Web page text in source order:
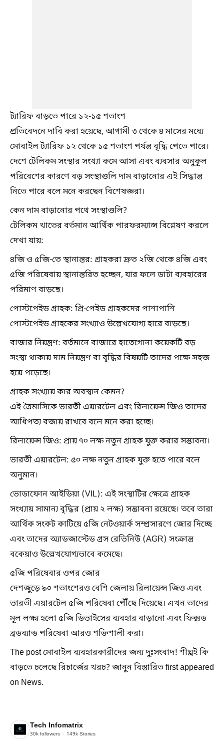
ট্যারিফ বাড়তে পারে ১২-১৫ শতাংশ
প্রতিবেদনে দাবি করা হয়েছে, আগামী ৩ থেকে ৪ মাসের মধ্যে
মোবাইল ট্যারিফ ১২ থেকে ১৫ শতাংশ পর্যন্ত বৃদ্ধি পেতে পারে।
দেশে টেলিকম সংস্থার সংখ্যা কমে আসা এবং ব্যবসার অনুকূল
পরিবেশের কারণে বড় সংস্থাগুলি দাম বাড়ানোর এই সিদ্ধান্ত
নিতে পারে বলে মনে করছেন বিশেষজ্ঞরা।
কেন দাম বাড়ানোর পথে সংস্থাগুলি?
টেলিকম খাতের বর্তমান আর্থিক পারফরম্যান্স বিশ্লেষণ করলে
দেখা যায়:
৪জি ও ৫জি-তে স্থানান্তর: গ্রাহকরা দ্রুত ২জি থেকে ৪জি এবং
৫জি পরিষেবায় স্থানান্তরিত হচ্ছেন, যার ফলে ডাটা ব্যবহারের
পরিমাণ বাড়ছে।
পোস্টপেইড গ্রাহক: প্রি-পেইড গ্রাহকদের পাশাপাশি
পোস্টপেইড গ্রাহকের সংখ্যাও উল্লেখযোগ্য হারে বাড়ছে।
বাজার নিয়ন্ত্রণ: বর্তমানে বাজারে হাতেগোনা কয়েকটি বড়
সংস্থা থাকায় দাম নিয়ন্ত্রণ বা বৃদ্ধির বিষয়টি তাদের পক্ষে সহজ
হয়ে পড়েছে।
গ্রাহক সংখ্যায় কার অবস্থান কেমন?
এই ত্রৈমাসিকে ভারতী এয়ারটেল এবং রিলায়েন্স জিও তাদের
আধিপত্য বজায় রাখবে বলে মনে করা হচ্ছে।
রিলায়েন্স জিও: প্রায় ৭০ লক্ষ নতুন গ্রাহক যুক্ত করার সম্ভাবনা।
ভারতী এয়ারটেল: ৫০ লক্ষ নতুন গ্রাহক যুক্ত হতে পারে বলে
অনুমান।
ভোডাফোন আইডিয়া (VIL): এই সংস্থাটির ক্ষেত্রে গ্রাহক
সংখ্যায় সামান্য বৃদ্ধির (প্রায় ২ লক্ষ) সম্ভাবনা রয়েছে। তবে তারা
আর্থিক সংকট কাটিয়ে ৫জি নেটওয়ার্ক সম্প্রসারণে জোর দিচ্ছে
এবং তাদের অ্যাডজাস্টেড গ্রস রেভিনিউ (AGR) সংক্রান্ত
বকেয়াও উল্লেখযোগ্যভাবে কমেছে।
৫জি পরিষেবার ওপর জোর
দেশজুড়ে ৯০ শতাংশেরও বেশি জেলায় রিলায়েন্স জিও এবং
ভারতী এয়ারটেল ৫জি পরিষেবা পৌঁছে দিয়েছে। এখন তাদের
মূল লক্ষ্য হলো ৫জি ডিভাইসের ব্যবহার বাড়ানো এবং ফিক্সড
ব্রডব্যান্ড পরিষেবা আরও শক্তিশালী করা।
The post মোবাইল ব্যবহারকারীদের জন্য দুঃসংবাদ! শীঘ্রই কি
বাড়তে চলেছে রিচার্জের খরচ? জানুন বিস্তারিত first appeared
on News.
Tech Infomatrix
30k followers 149k Stories